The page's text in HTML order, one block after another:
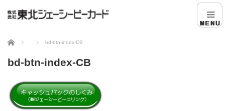
ホーム bd-btn-index-CB
bd-btn-index-CB